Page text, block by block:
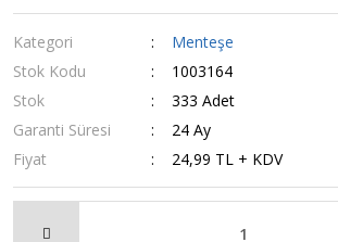
Kategori
Menteşe
Stok Kodu
1003164
Stok
333 Adet
Garanti Süresi
24 Ay
Fiyat
24,99 TL + KDV